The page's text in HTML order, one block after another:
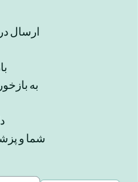
ارسال
به
شما و